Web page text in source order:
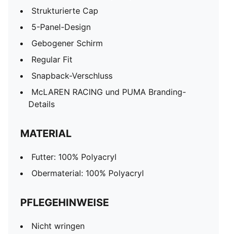
Strukturierte Cap
5-Panel-Design
Gebogener Schirm
Regular Fit
Snapback-Verschluss
McLAREN RACING und PUMA Branding-
Details
MATERIAL
Futter: 100% Polyacryl
Obermaterial: 100% Polyacryl
PFLEGEHINWEISE
Nicht wringen